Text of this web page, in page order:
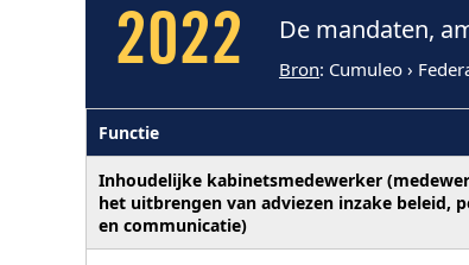
2022 De mandaten,
Bron: Cumuleo ›
Functie
Inhoudelijke kabinetsmedewerker
het uitbrengen van adviezen inzake beleid,
en communicatie)